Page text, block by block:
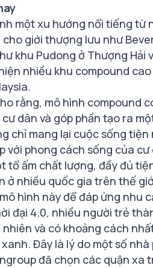
một xu hướng nổi tiếng từ
giới thượng lưu như
khu Pudong ở Thượng Hải
nhiều khu compound
rằng, mô hình compound
dân và góp phần tạo ra
chỉ mang lại cuộc sống tiện
với phong cách sống của cư
ấm chất lượng, đầy đủ
ở nhiều quốc gia trên thế
hình này để đáp ứng nhu
đại 4.0, nhiều người trẻ
và có khoảng cách
Đây là lý do một số
đã chọn các quận xa